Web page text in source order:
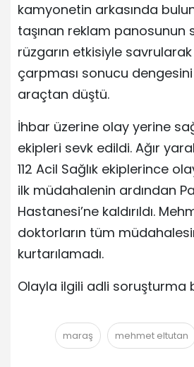
kamyonetin arkasında
taşınan reklam panosunun
rüzgarın etkisiyle
çarpması sonucu
araçtan düştü.
İhbar üzerine olay yerine
ekipleri sevk edildi. Ağır
112 Acil Sağlık ekiplerince
ilk müdahalenin ardından
Hastanesi’ne kaldırıldı.
doktorların tüm
kurtarılamadı.
Olayla ilgili adli soruşturma
maraş mehmet eltutan